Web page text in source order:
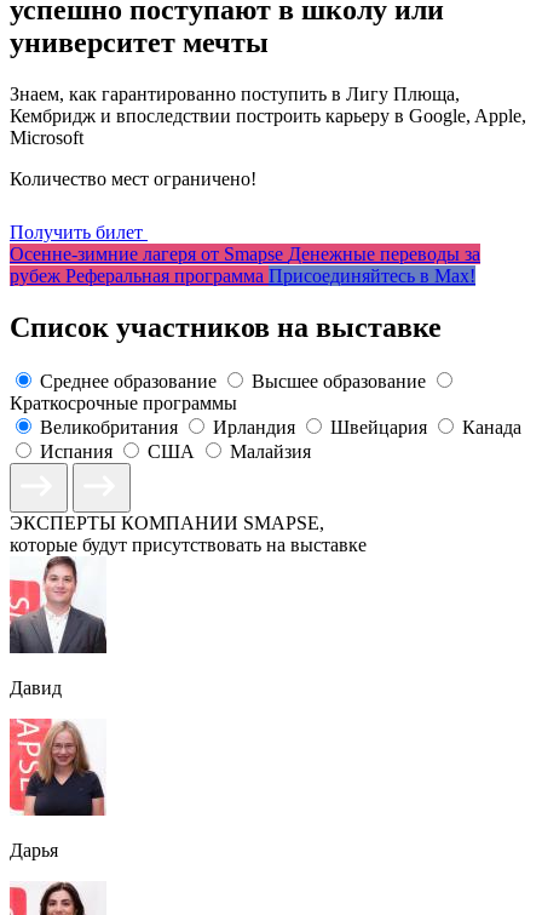
успешно поступают в школу или
университет мечты
Знаем, как гарантированно поступить в Лигу Плюща,
Кембридж и впоследствии построить карьеру в Google, Apple,
Microsoft
Количество мест ограничено!
Получить билет
Осенне-зимние лагеря от Smapse Денежные переводы за
рубеж Реферальная программа Присоединяйтесь в Max!
Список участников на выставке
Среднее образование
Высшее образование
Краткосрочные программы
Великобритания
Ирландия Швейцария
Канада
Испания
США Малайзия
ЭКСПЕРТЫ КОМПАНИИ SMAPSE,
которые будут присутствовать на выставке
Давид
Дарья